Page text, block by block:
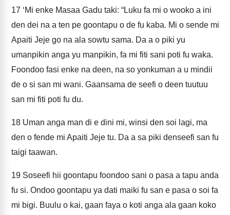
17 ‘Mi enke Masaa Gadu taki: “Luku fa mi o wooko a ini
den dei na a ten pe goontapu o de fu kaba. Mi o sende mi
Apaiti Jeje go na ala sowtu sama. Da a o piki yu
umanpikin anga yu manpikin, fa mi fiti sani poti fu waka.
Foondoo fasi enke na deen, na so yonkuman a u mindii
de o si san mi wani. Gaansama de seefi o deen tuutuu
san mi fiti poti fu du.
18 Uman anga man di e dini mi, winsi den soi lagi, ma
den o fende mi Apaiti Jeje tu. Da a sa piki denseefi san fu
taigi taawan.
19 Soseefi hii goontapu foondoo sani o pasa a tapu anda
fu si. Ondoo goontapu ya dati maiki fu san e pasa o soi fa
mi bigi. Buulu o kai, gaan faya o koti anga ala gaan koko